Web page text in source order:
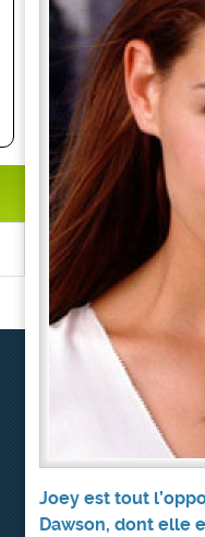
Joey est tout
Dawson, dont elle